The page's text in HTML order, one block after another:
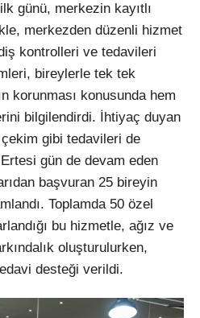
günü, merkezin kayıtlı
merkezden düzenli hizmet
kontrolleri ve tedavileri
bireylerle tek tek
korunması konusunda hem
bilgilendirdi. İhtiyaç duyan
gibi tedavileri de
gün de devam eden
başvuran 25 bireyin
Toplamda 50 özel
bu hizmetle, ağız ve
oluşturulurken,
desteği verildi.